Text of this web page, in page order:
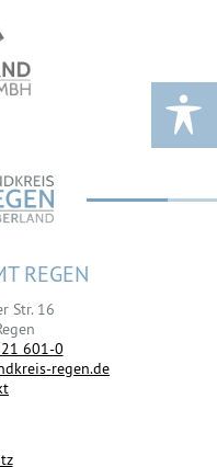
REGEN
Str. 16
601-0
regen.de